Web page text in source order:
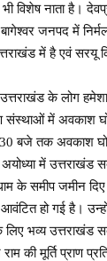
विशेष नाता है।
जनपद में
में है एवं सरयू
के लोग
संस्थाओं में अवकाश
बजे तक अवकाश
में उत्तराखंड
के समीप जमीन
हो गई है।
भव्य उत्तराखंड
की मूर्ति प्राण